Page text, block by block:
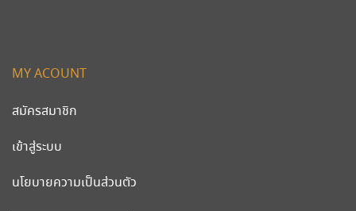
MY ACOUNT
สมัครสมาชิก
เข้าสู่ระบบ
นโยบายความเป็นส่วนตัว